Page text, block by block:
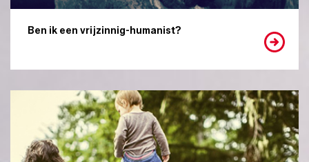
Ben ik een vrijzinnig-humanist?